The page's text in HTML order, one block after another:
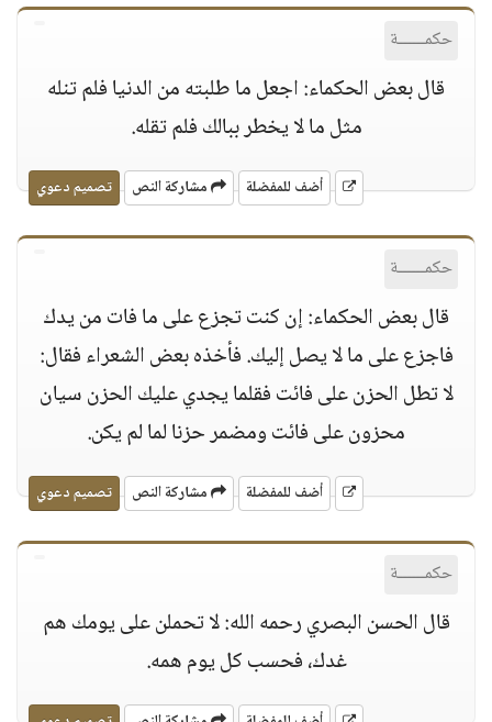
حكمــــــة
قال بعض الحكماء: اجعل ما طلبته من الدنيا فلم تنله
مثل ما لا يخطر ببالك فلم تقله.
أضف للمفضلة مشاركة النص تصميم دعوي
حكمــــــة
قال بعض الحكماء: إن كنت تجزع على ما فات من يدك
فاجزع على ما لا يصل إليك. فأخذه بعض الشعراء فقال:
لا تطل الحزن على فائت فقلما يجدي عليك الحزن سيان
محزون على فائت ومضمر حزنا لما لم يكن.
أضف للمفضلة مشاركة النص تصميم دعوي
حكمــــــة
قال الحسن البصري رحمه الله: لا تحملن على يومك هم
غدك، فحسب كل يوم همه.